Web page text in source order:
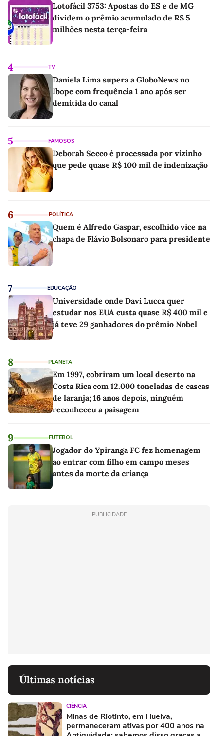
Lotofácil 3753: Apostas do ES e de MG
dividem o prêmio acumulado de R$ 5
milhões nesta terça-feira
4 TV
Daniela Lima supera a GloboNews no
Ibope com frequência 1 ano após ser
demitida do canal
5 FAMOSOS
Deborah Secco é processada por vizinho
que pede quase R$ 100 mil de indenização
6 POLÍTICA
Quem é Alfredo Gaspar, escolhido vice na
chapa de Flávio Bolsonaro para presidente
7 EDUCAÇÃO
Universidade onde Davi Lucca quer
estudar nos EUA custa quase R$ 400 mil e
já teve 29 ganhadores do prêmio Nobel
8 PLANETA
Em 1997, cobriram um local deserto na
Costa Rica com 12.000 toneladas de cascas
de laranja; 16 anos depois, ninguém
reconheceu a paisagem
9 FUTEBOL
Jogador do Ypiranga FC fez homenagem
ao entrar com filho em campo meses
antes da morte da criança
PUBLICIDADE
Últimas notícias
CIÊNCIA
Minas de Riotinto, em Huelva,
permaneceram ativas por 400 anos na